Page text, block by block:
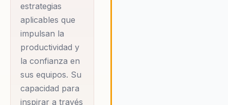
prácticas que
permiten a los
equipos enfrentar
desafíos con
confianza y
determinación.
estrategias
aplicables que
impulsan la
productividad y
la confianza en
sus equipos. Su
capacidad para
inspirar a través